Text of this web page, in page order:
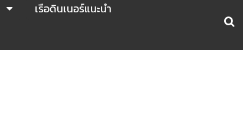
เรือดินเนอร์แนะนำ